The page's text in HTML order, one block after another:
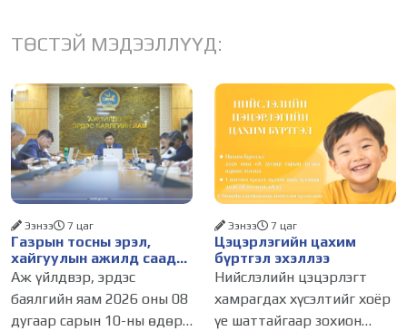
ТӨСТЭЙ МЭДЭЭЛЛҮҮД:
Газрын тосны эрэл,
хайгуулын ажилд саад
болж буй асуудалд
АМГТГ анхаарал
хандуулна
Ээнээ 7 цаг
Аж үйлдвэр, эрдэс
баялгийн яам 2026 оны 08
дугаар сарын 10-ны өдөр
Цэцэрлэгийн цахим
бүртгэл эхэллээ
Ээнээ 7 цаг
Нийслэлийн цэцэрлэгт
хамрагдах хүсэлтийг хоёр
үе шаттайгаар зохион